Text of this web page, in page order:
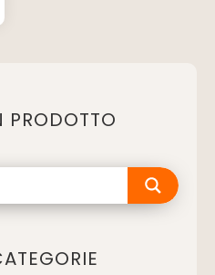
PRODOTTO